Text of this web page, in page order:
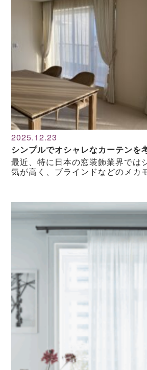
2025.12.23
シンプルでオシャレなカーテンを
最近、特に日本の窓装飾業界では
気が高く、ブラインドなどのメカ